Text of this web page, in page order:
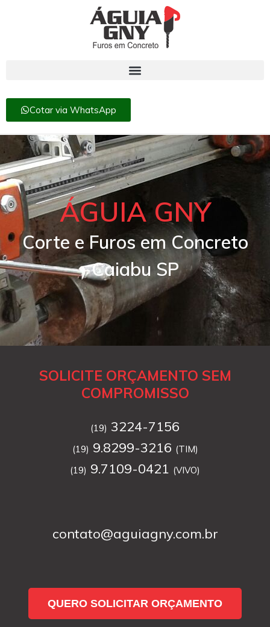
Cotar via WhatsApp
ÁGUIA GNY
Corte e Furos em Concreto
Caiabu SP
SOLICITE ORÇAMENTO SEM
COMPROMISSO
(19) 3224-7156
(19) 9.8299-3216 (TIM)
(19) 9.7109-0421 (VIVO)
contato@aguiagny.com.br
QUERO SOLICITAR ORÇAMENTO